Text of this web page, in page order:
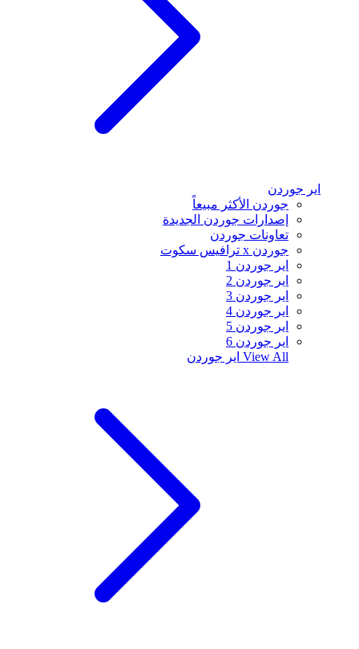
اير جوردن
جوردن الأكثر مبيعاً
إصدارات جوردن الجديدة
تعاونات جوردن
جوردن x ترافيس سكوت
اير جوردن 1
اير جوردن 2
اير جوردن 3
اير جوردن 4
اير جوردن 5
اير جوردن 6
View All اير جوردن